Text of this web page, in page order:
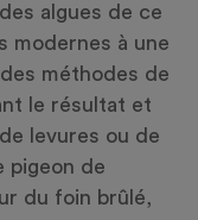
algues de ce
modernes à une
méthodes de
le résultat et
levures ou de
pigeon de
du foin brûlé,